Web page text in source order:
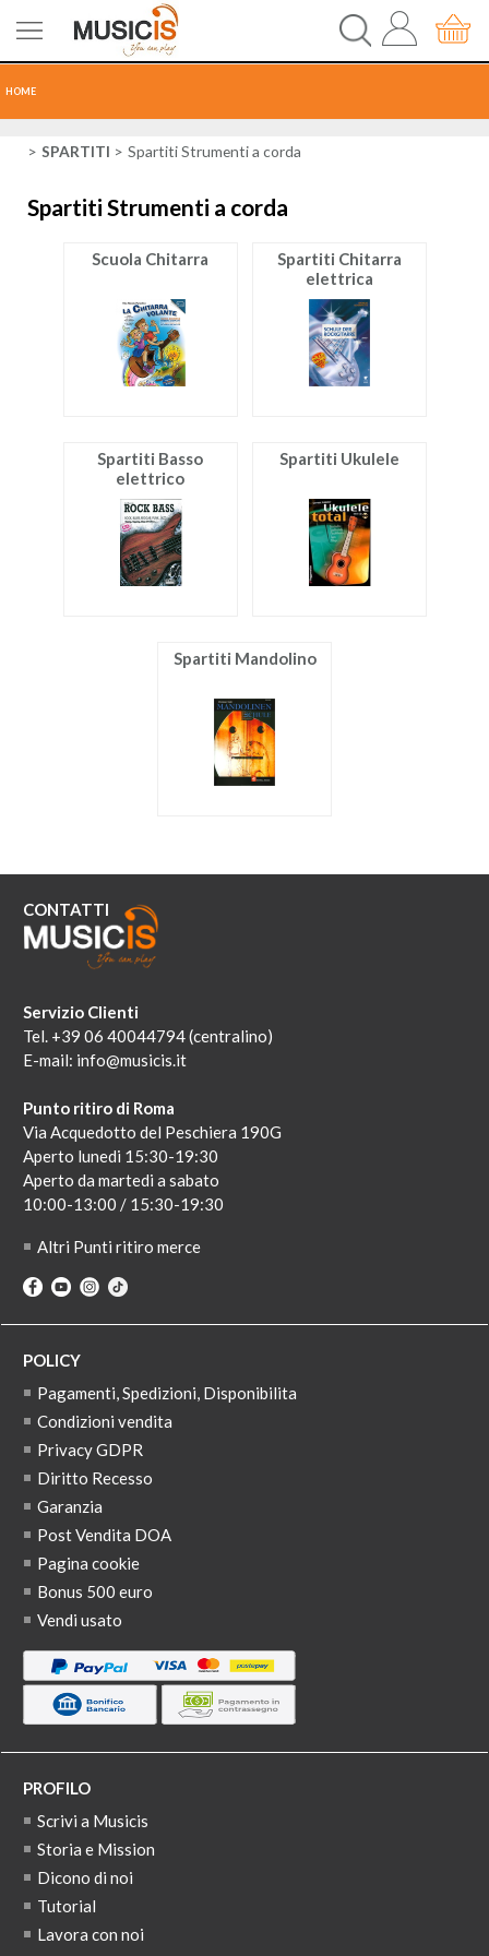
HOME
CHITARRE
TASTI
SPARTITI Spartiti Strumenti a corda
Spartiti Strumenti a corda
Scuola Chitarra
Spartiti Chitarra
elettrica
Spartiti Basso
elettrico
Spartiti Ukulele
Spartiti Mandolino
CONTATTI
Servizio Clienti
Tel. +39 06 40044794 (centralino)
E-mail: info@musicis.it
Punto ritiro di Roma
Via Acquedotto del Peschiera 190G
Aperto lunedi 15:30-19:30
Aperto da martedi a sabato
10:00-13:00 / 15:30-19:30
Altri Punti ritiro merce
POLICY
Pagamenti, Spedizioni, Disponibilita
Condizioni vendita
Privacy GDPR
Diritto Recesso
Garanzia
Post Vendita DOA
Pagina cookie
Bonus 500 euro
Vendi usato
PROFILO
Scrivi a Musicis
Storia e Mission
Dicono di noi
Tutorial
Lavora con noi